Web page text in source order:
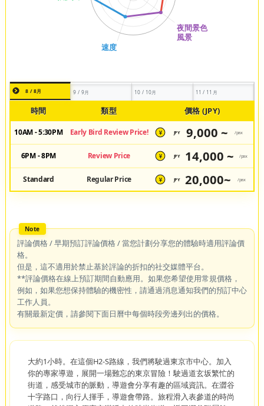
8 / 8月 9 / 9月 10 / 10月 11 / 11月
時間 類型 價格 (JPY)
10AM - 5:30PM Early Bird Review Price! ¥ JPY 9,000 ~ /pax
6PM - 8PM Review Price ¥ JPY 14,000 ~ /pax
Standard Regular Price ¥ JPY 20,000~ /pax
評論價格 / 早期預訂評論價格 / 當您計劃分享您的體驗時適用評論價
格。
但是，這不適用於禁止基於評論的折扣的社交媒體平台。
**評論價格在線上預訂期間自動應用。如果您希望使用常規價格，
例如，如果您想保持體驗的機密性，請通過消息通知我們的預訂中心
工作人員。
有關最新定價，請參閱下面日曆中每個時段旁邊列出的價格。
大約1小時。在這個H2-S路線，我們將駛過東京市中心。加入
你的專家導遊，展開一場難忘的東京冒險！駛過道玄坂繁忙的
街道，感受城市的脈動，導遊會分享有趣的區域資訊。在澀谷
十字路口，向行人揮手，導遊會帶路。旅程滑入表參道的時尚